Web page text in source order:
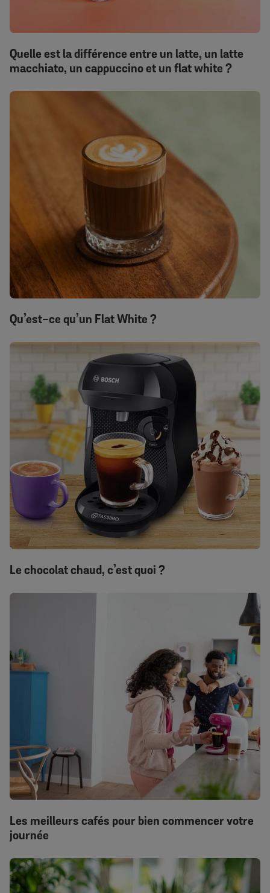
Quelle est la différence entre un latte, un latte
macchiato, un cappuccino et un flat white ?
Qu’est-ce qu’un Flat White ?
Le chocolat chaud, c’est quoi ?
Les meilleurs cafés pour bien commencer votre
journée